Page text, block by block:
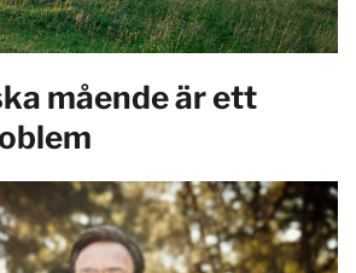
mående är ett